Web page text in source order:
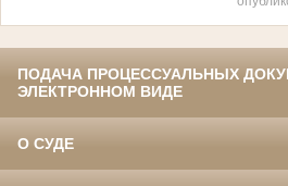
ПОДАЧА ПРОЦЕССУАЛЬНЫХ
ЭЛЕКТРОННОМ ВИДЕ
О СУДЕ